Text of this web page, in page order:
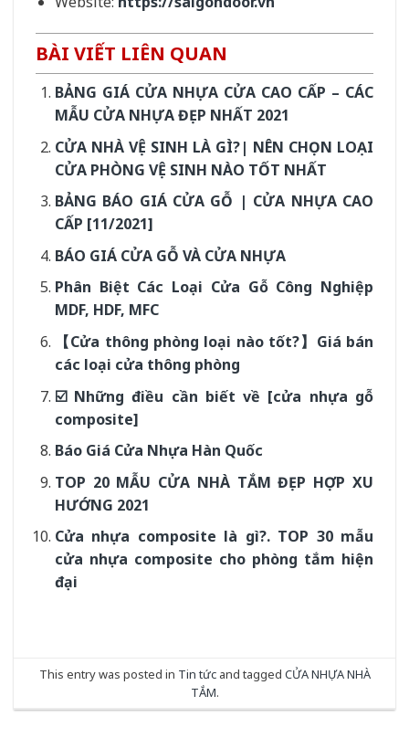
BÀI VIẾT LIÊN QUAN
BẢNG GIÁ CỬA NHỰA CỬA CAO CẤP – CÁC
MẪU CỬA NHỰA ĐẸP NHẤT 2021
CỬA NHÀ VỆ SINH LÀ GÌ?| NÊN CHỌN LOẠI
CỬA PHÒNG VỆ SINH NÀO TỐT NHẤT
BẢNG BÁO GIÁ CỬA GỖ | CỬA NHỰA CAO
CẤP [11/2021]
BÁO GIÁ CỬA GỖ VÀ CỬA NHỰA
Phân Biệt Các Loại Cửa Gỗ Công Nghiệp
MDF, HDF, MFC
【Cửa thông phòng loại nào tốt?】Giá bán
các loại cửa thông phòng
☑️ Những điều cần biết về [cửa nhựa gỗ
composite]
Báo Giá Cửa Nhựa Hàn Quốc
TOP 20 MẪU CỬA NHÀ TẮM ĐẸP HỢP XU
HƯỚNG 2021
Cửa nhựa composite là gì?. TOP 30 mẫu
cửa nhựa composite cho phòng tắm hiện
đại
This entry was posted in Tin tứcand tagged CỬA NHỰA NHÀ
TẮM.